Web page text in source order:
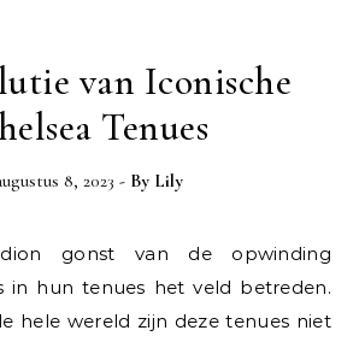
van Iconische
Tenues
8, 2023 - By Lily
in hun tenues het veld betreden.
hele wereld zijn deze tenues niet